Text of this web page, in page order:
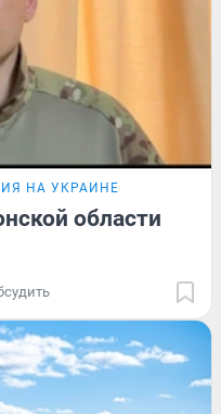
НА УКРАИНЕ
области